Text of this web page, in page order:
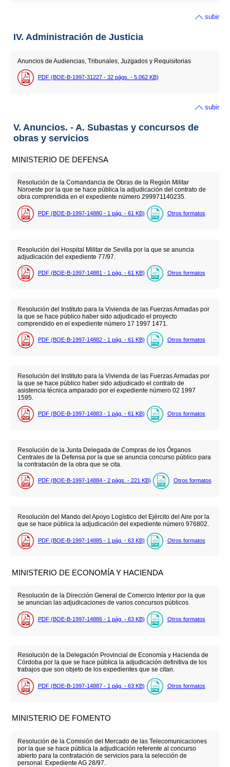
subir
IV. Administración de Justicia
Anuncios de Audiencias, Tribunales, Juzgados y Requisitorias
PDF (BOE-B-1997-31227 - 32 págs. - 5.062 KB)
subir
V. Anuncios. - A. Subastas y concursos de
obras y servicios
MINISTERIO DE DEFENSA
Resolución de la Comandancia de Obras de la Región Militar
Noroeste por la que se hace pública la adjudicación del contrato de
obra comprendida en el expediente número 299971140235.
PDF (BOE-B-1997-14880 - 1 pág. - 61 KB) Otros formatos
Resolución del Hospital Militar de Sevilla por la que se anuncia
adjudicación del expediente 77/97.
PDF (BOE-B-1997-14881 - 1 pág. - 61 KB) Otros formatos
Resolución del Instituto para la Vivienda de las Fuerzas Armadas por
la que se hace público haber sido adjudicado el proyecto
comprendido en el expediente número 17 1997 1471.
PDF (BOE-B-1997-14882 - 1 pág. - 61 KB) Otros formatos
Resolución del Instituto para la Vivienda de las Fuerzas Armadas por
la que se hace público haber sido adjudicado el contrato de
asistencia técnica amparado por el expediente número 02 1997
1595.
PDF (BOE-B-1997-14883 - 1 pág. - 61 KB) Otros formatos
Resolución de la Junta Delegada de Compras de los Órganos
Centrales de la Defensa por la que se anuncia concurso público para
la contratación de la obra que se cita.
PDF (BOE-B-1997-14884 - 2 págs. - 221 KB) Otros formatos
Resolución del Mando del Apoyo Logístico del Ejército del Aire por la
que se hace pública la adjudicación del expediente número 976802.
PDF (BOE-B-1997-14885 - 1 pág. - 63 KB) Otros formatos
MINISTERIO DE ECONOMÍA Y HACIENDA
Resolución de la Dirección General de Comercio Interior por la que
se anuncian las adjudicaciones de varios concursos públicos.
PDF (BOE-B-1997-14886 - 1 pág. - 63 KB) Otros formatos
Resolución de la Delegación Provincial de Economía y Hacienda de
Córdoba por la que se hace pública la adjudicación definitiva de los
trabajos que son objeto de los expedientes que se citan.
PDF (BOE-B-1997-14887 - 1 pág. - 63 KB) Otros formatos
MINISTERIO DE FOMENTO
Resolución de la Comisión del Mercado de las Telecomunicaciones
por la que se hace pública la adjudicación referente al concurso
abierto para la contratación de servicios para la selección de
personal. Expediente AG 28/97.